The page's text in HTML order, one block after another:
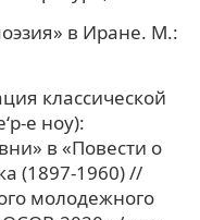
в Иране. М.:
классической
е ноу):
в «Повести о
(1897-1960) //
молодежного